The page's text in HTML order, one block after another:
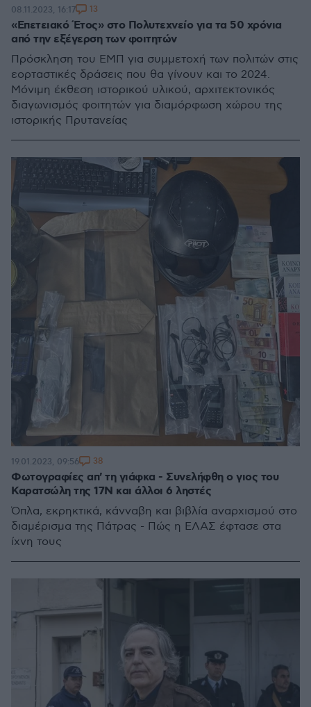
«Επετειακό Έτος» στο Πολυτεχνείο για τα 50 χρόνια
από την εξέγερση των φοιτητών
Πρόσκληση του ΕΜΠ για συμμετοχή των πολιτών στις
εορταστικές δράσεις που θα γίνουν και το 2024.
Μόνιμη έκθεση ιστορικού υλικού, αρχιτεκτονικός
διαγωνισμός φοιτητών για διαμόρφωση χώρου της
ιστορικής Πρυτανείας
08.11.2023, 16:17 13
Φωτογραφίες απ' τη γιάφκα - Συνελήφθη ο γιος του
Καρατσώλη της 17Ν και άλλοι 6 ληστές
Όπλα, εκρηκτικά, κάνναβη και βιβλία αναρχισμoύ στο
διαμέρισμα της Πάτρας - Πώς η ΕΛΑΣ έφτασε στα
ίχνη τους
19.01.2023, 09:56 38